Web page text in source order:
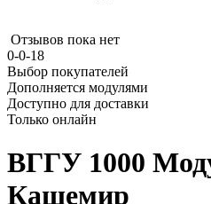
Отзывов пока нет
0-0-18
Выбор покупателей
Дополняется модулями
Доступно для доставки
Только онлайн
ВГГУ 1000
Кашемир